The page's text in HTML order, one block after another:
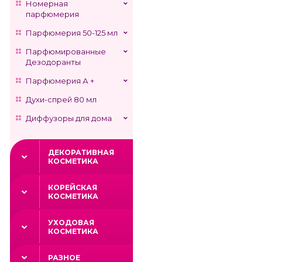
Номерная
парфюмерия
Парфюмерия 50-125 мл
Парфюмированные
Дезодоранты
Парфюмерия А +
Духи-спрей 80 мл
Диффузоры для дома
ДЕКОРАТИВНАЯ
КОСМЕТИКА
КОРЕЙСКАЯ
КОСМЕТИКА
УХОДОВАЯ
КОСМЕТИКА
РАЗНОЕ